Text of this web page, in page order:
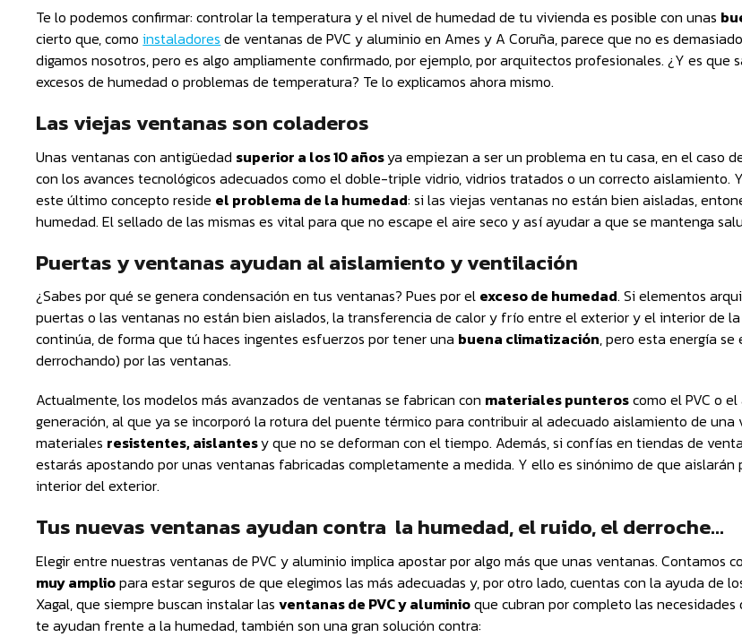
Te lo podemos confirmar: controlar la temperatura y el nivel de humedad de tu vivienda es posible con unas
cierto que, comoinstaladores de ventanas de PVC y aluminio en Ames y A Coruña, parece que no es
digamos nosotros, pero es algo ampliamente confirmado, por ejemplo, por arquitectos profesionales. ¿Y es que
excesos de humedad o problemas de temperatura? Te lo explicamos ahora mismo.
Las viejas ventanas son coladeros
Unas ventanas con antigüedad superior a los 10 añosya empiezan a ser un problema en tu casa, en el caso
con los avances tecnológicos adecuados como el doble-triple vidrio, vidrios tratados o un correcto aislamiento.
este último concepto reside el problema de la humedad: si las viejas ventanas no están bien aisladas,
humedad. El sellado de las mismas es vital para que no escape el aire seco y así ayudar a que se mantenga
Puertas y ventanas ayudan al aislamiento y ventilación
¿Sabes por qué se genera condensación en tus ventanas? Pues por el exceso de humedad. Si elementos
puertas o las ventanas no están bien aislados, la transferencia de calor y frío entre el exterior y el interior de
continúa, de forma que tú haces ingentes esfuerzos por tener una buena climatización, pero esta energía
derrochando) por las ventanas.
Actualmente, los modelos más avanzados de ventanas se fabrican con materiales punteroscomo el PVC o
generación, al que ya se incorporó la rotura del puente térmico para contribuir al adecuado aislamiento de una
materiales resistentes, aislantesy que no se deforman con el tiempo. Además, si confías en tiendas de
estarás apostando por unas ventanas fabricadas completamente a medida. Y ello es sinónimo de que
interior del exterior.
Tus nuevas ventanas ayudan contra la humedad, el ruido, el derroche…
Elegir entre nuestras ventanas de PVC y aluminio implica apostar por algo más que unas ventanas. Contamos
muy ampliopara estar seguros de que elegimos las más adecuadas y, por otro lado, cuentas con la ayuda de
Xagal, que siempre buscan instalar lasventanas de PVC y aluminioque cubran por completo las necesidades
te ayudan frente a la humedad, también son una gran solución contra: